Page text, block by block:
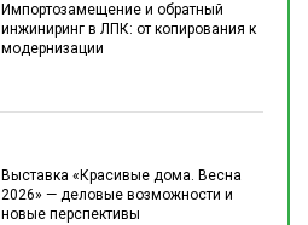
Импортозамещение и обратный
инжиниринг в ЛПК: от копирования к
модернизации
Выставка «Красивые дома. Весна
2026» — деловые возможности и
новые перспективы